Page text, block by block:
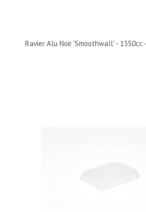
Ravier Alu Noir 'Smoothwall' - 1350cc